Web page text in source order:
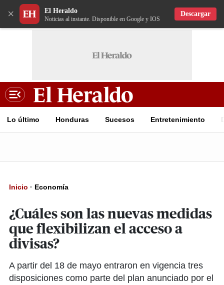
× El Heraldo
Noticias al instante. Disponible en Google y IOS
Descargar
Lo último Honduras Sucesos Entretenimiento
Inicio · Economía
¿Cuáles son las nuevas medidas
que flexibilizan el acceso a
divisas?
A partir del 18 de mayo entraron en vigencia tres
disposiciones como parte del plan anunciado por el